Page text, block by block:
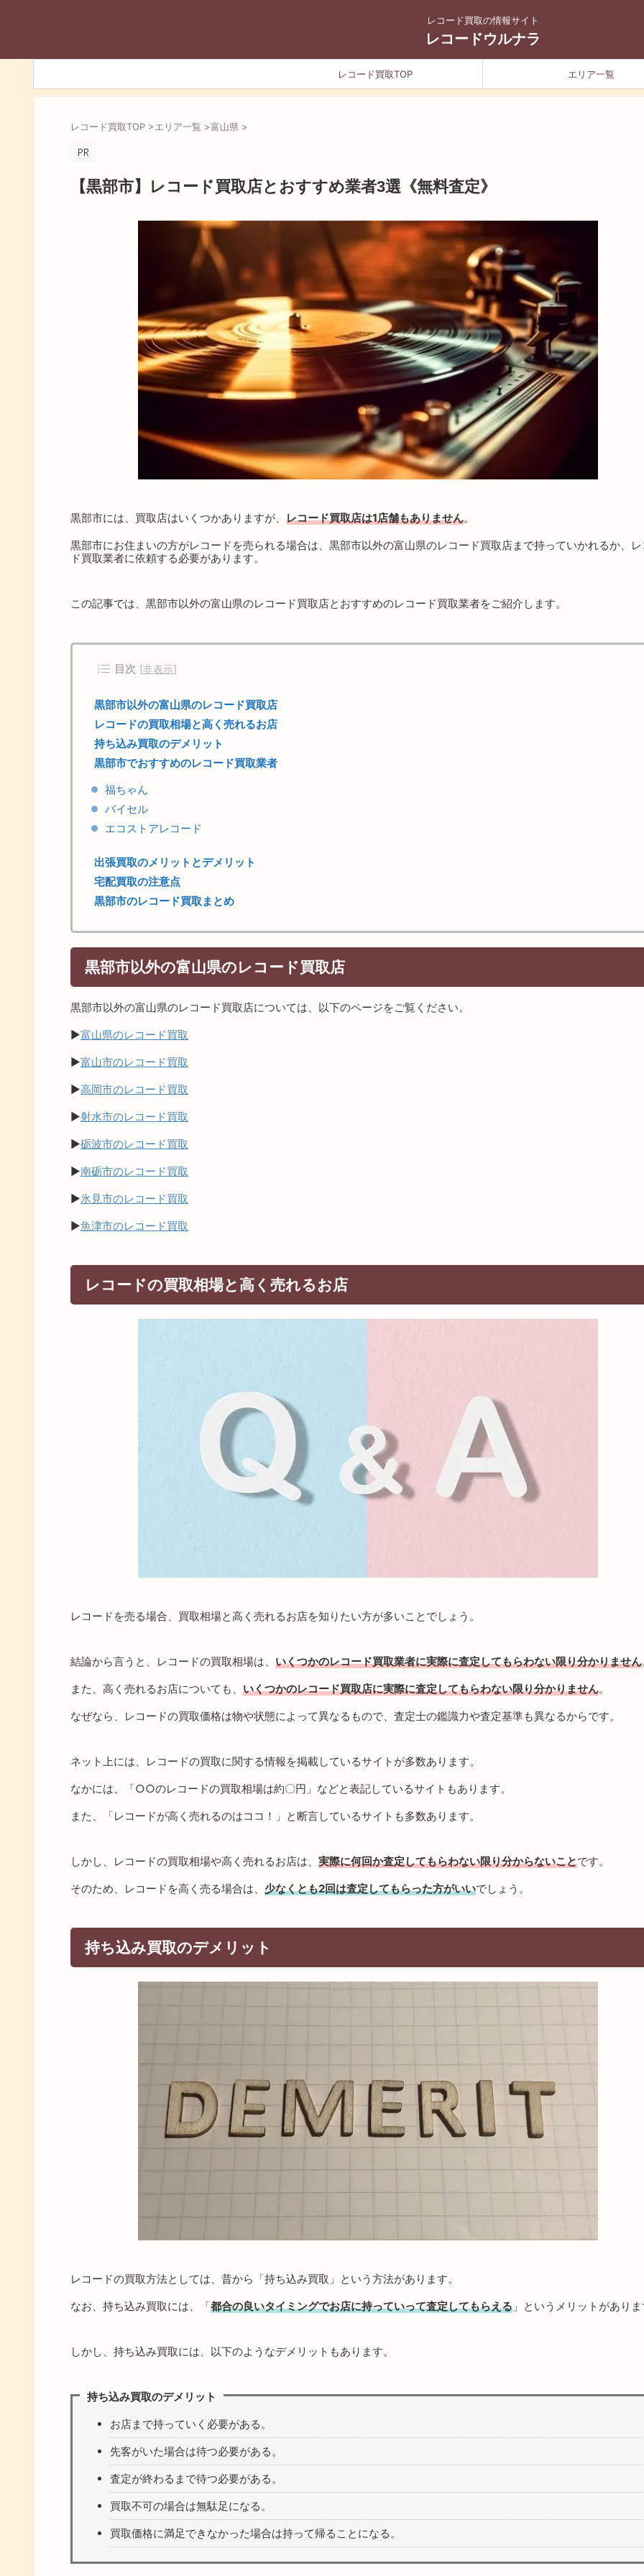
レコード買取の情報サイト
レコードウルナラ
レコード買取TOP エリア一覧
レコード買取TOP >エリア一覧 >富山県 >
【黒部市】レコード買取店とおすすめ業者3選《無料査定》
黒部市には、買取店はいくつかありますが、 レコード買取店は1店舗もありません。
黒部市にお住まいの方がレコードを売られる場合は、黒部市以外の富山県のレコード買取店まで持っていかれるか、
ド買取業者に依頼する必要があります。
この記事では、黒部市以外の富山県のレコード買取店とおすすめのレコード買取業者をご紹介します。
目次 [非表示]
黒部市以外の富山県のレコード買取店
レコードの買取相場と高く売れるお店
持ち込み買取のデメリット
黒部市でおすすめのレコード買取業者
福ちゃん
バイセル
エコストアレコード
出張買取のメリットとデメリット
宅配買取の注意点
黒部市のレコード買取まとめ
黒部市以外の富山県のレコード買取店
黒部市以外の富山県のレコード買取店については、以下のページをご覧ください。
▶富山県のレコード買取
▶富山市のレコード買取
▶高岡市のレコード買取
▶射水市のレコード買取
▶砺波市のレコード買取
▶南砺市のレコード買取
▶氷見市のレコード買取
▶魚津市のレコード買取
レコードの買取相場と高く売れるお店
レコードを売る場合、買取相場と高く売れるお店を知りたい方が多いことでしょう。
結論から言うと、レコードの買取相場は、 いくつかのレコード買取業者に実際に査定してもらわない限り分かりません
また、高く売れるお店についても、 いくつかのレコード買取店に実際に査定してもらわない限り分かりません。
なぜなら、レコードの買取価格は物や状態によって異なるもので、査定士の鑑識力や査定基準も異なるからです。
ネット上には、レコードの買取に関する情報を掲載しているサイトが多数あります。
なかには、「○○のレコードの買取相場は約〇円」などと表記しているサイトもあります。
また、「レコードが高く売れるのはココ！」と断言しているサイトも多数あります。
しかし、レコードの買取相場や高く売れるお店は、 実際に何回か査定してもらわない限り分からないことです。
そのため、レコードを高く売る場合は、 少なくとも2回は査定してもらった方がいいでしょう。
持ち込み買取のデメリット
レコードの買取方法としては、昔から「持ち込み買取」という方法があります。
なお、持ち込み買取には、「都合の良いタイミングでお店に持っていって査定してもらえる 」というメリットがあり
しかし、持ち込み買取には、以下のようなデメリットもあります。
持ち込み買取のデメリット
お店まで持っていく必要がある。
先客がいた場合は待つ必要がある。
査定が終わるまで待つ必要がある。
買取不可の場合は無駄足になる。
買取価格に満足できなかった場合は持って帰ることになる。